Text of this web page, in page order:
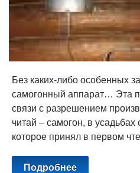
Без каких-либо особенных
самогонный аппарат… Эта
связи с разрешением
читай – самогон, в усадьбах
которое принял в первом
Подробнее